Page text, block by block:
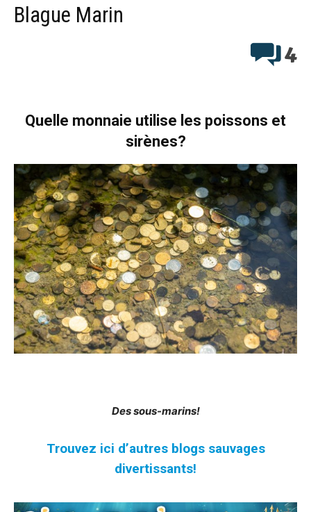
Blague Marin
4
Quelle monnaie utilise les poissons et
sirènes?
Des sous-marins!
Trouvez ici d’autres blogs sauvages
divertissants!